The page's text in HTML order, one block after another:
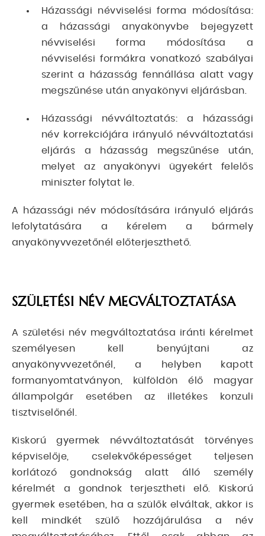
Házassági névviselési forma módosítása:
a házassági anyakönyvbe bejegyzett
névviselési forma módosítása a
névviselési formákra vonatkozó szabályai
szerint a házasság fennállása alatt vagy
megszűnése után anyakönyvi eljárásban.
Házassági névváltoztatás: a házassági
név korrekciójára irányuló névváltoztatási
eljárás a házasság megszűnése után,
melyet az anyakönyvi ügyekért felelős
miniszter folytat le.
A házassági név módosítására irányuló eljárás
lefolytatására a kérelem a bármely
anyakönyvvezetőnél előterjeszthető.
SZÜLETÉSI NÉV MEGVÁLTOZTATÁSA
A születési név megváltoztatása iránti kérelmet
személyesen kell benyújtani az
anyakönyvvezetőnél, a helyben kapott
formanyomtatványon, külföldön élő magyar
állampolgár esetében az illetékes konzuli
tisztviselőnél.
Kiskorú gyermek névváltoztatását törvényes
képviselője, cselekvőképességet teljesen
korlátozó gondnokság alatt álló személy
kérelmét a gondnok terjesztheti elő. Kiskorú
gyermek esetében, ha a szülők elváltak, akkor is
kell mindkét szülő hozzájárulása a név